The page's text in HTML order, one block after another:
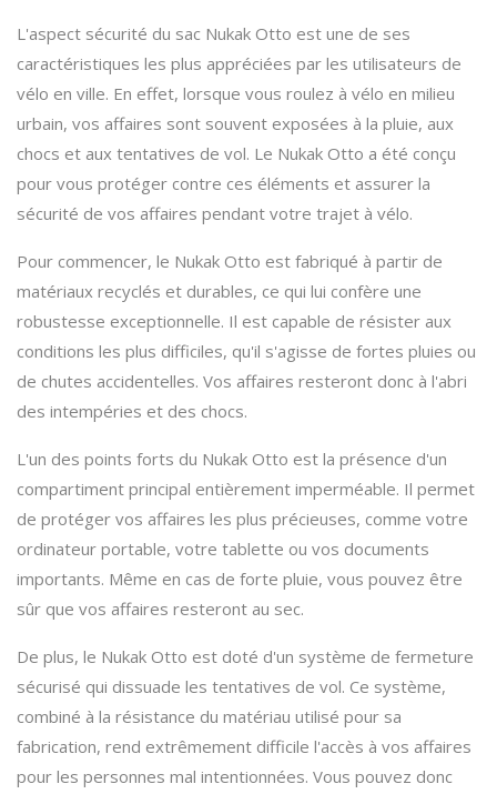
L'aspect sécurité du sac Nukak Otto est une de ses
caractéristiques les plus appréciées par les utilisateurs de
vélo en ville. En effet, lorsque vous roulez à vélo en milieu
urbain, vos affaires sont souvent exposées à la pluie, aux
chocs et aux tentatives de vol. Le Nukak Otto a été conçu
pour vous protéger contre ces éléments et assurer la
sécurité de vos affaires pendant votre trajet à vélo.
Pour commencer, le Nukak Otto est fabriqué à partir de
matériaux recyclés et durables, ce qui lui confère une
robustesse exceptionnelle. Il est capable de résister aux
conditions les plus difficiles, qu'il s'agisse de fortes pluies ou
de chutes accidentelles. Vos affaires resteront donc à l'abri
des intempéries et des chocs.
L'un des points forts du Nukak Otto est la présence d'un
compartiment principal entièrement imperméable. Il permet
de protéger vos affaires les plus précieuses, comme votre
ordinateur portable, votre tablette ou vos documents
importants. Même en cas de forte pluie, vous pouvez être
sûr que vos affaires resteront au sec.
De plus, le Nukak Otto est doté d'un système de fermeture
sécurisé qui dissuade les tentatives de vol. Ce système,
combiné à la résistance du matériau utilisé pour sa
fabrication, rend extrêmement difficile l'accès à vos affaires
pour les personnes mal intentionnées. Vous pouvez donc